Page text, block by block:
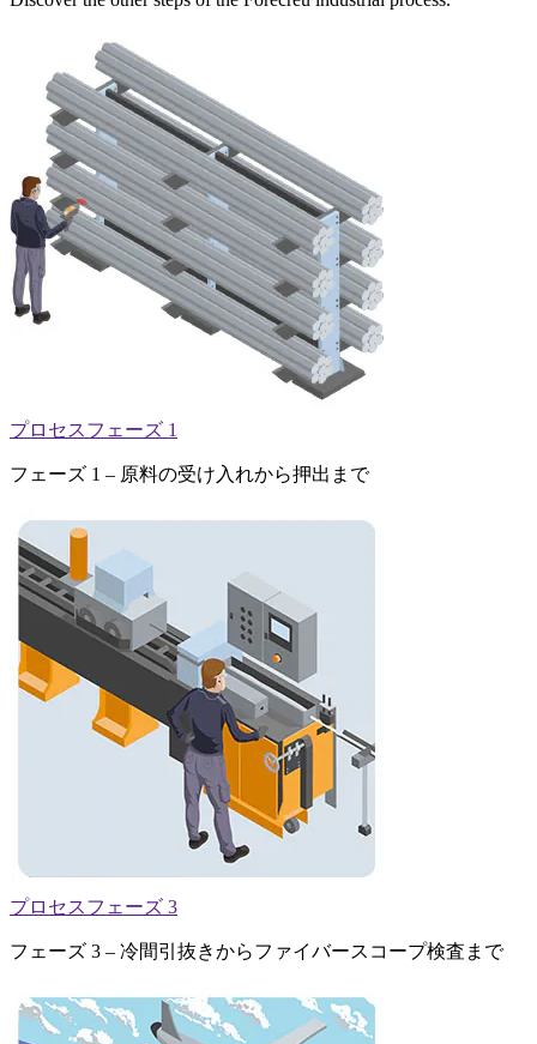
プロセスフェーズ 1
フェーズ 1 – 原料の受け入れから押出まで
プロセスフェーズ 3
フェーズ 3 – 冷間引抜きからファイバースコープ検査まで